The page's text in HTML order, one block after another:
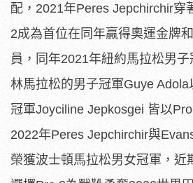
配，2021年Peres Jepchirchir穿
2成為首位在同年贏得奧運金牌
員，同年2021年紐約馬拉松男
林馬拉松的男子冠軍Guye
冠軍Joyciline Jepkosgei 皆以
2022年Peres Jepchirchir與
榮獲波士頓馬拉松男女冠軍，近